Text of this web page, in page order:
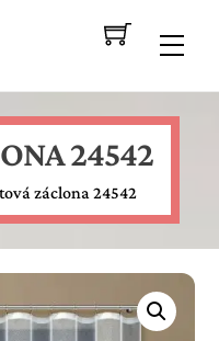
24542
záclona 24542